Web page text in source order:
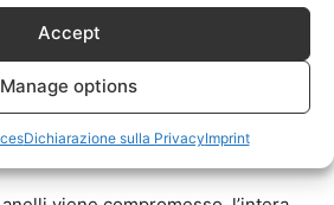
Accept
Manage options
Dichiarazione sulla PrivacyImprint